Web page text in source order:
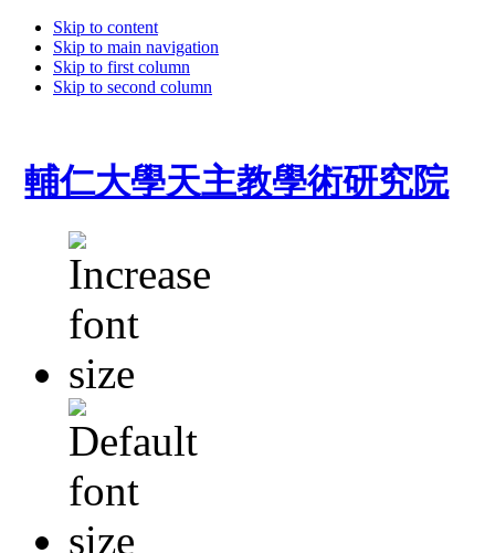
Skip to content
Skip to main navigation
Skip to first column
Skip to second column
輔仁大學天主教學術研究院